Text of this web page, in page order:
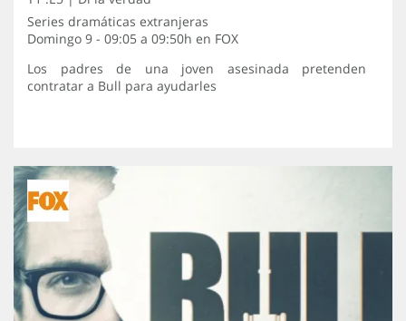
Series dramáticas extranjeras
Domingo 9 - 09:05 a 09:50h en FOX
Los padres de una joven asesinada pretenden
contratar a Bull para ayudarles